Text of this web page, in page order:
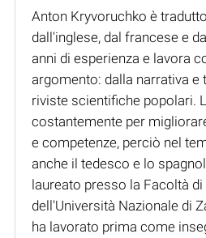
Anton Kryvoruchko è
dall'inglese, dal francese e
anni di esperienza e lavora
argomento: dalla narrativa e
riviste scientifiche popolari.
costantemente per
e competenze, perciò nel
anche il tedesco e lo
laureato presso la Facoltà
dell'Università Nazionale di
ha lavorato prima come